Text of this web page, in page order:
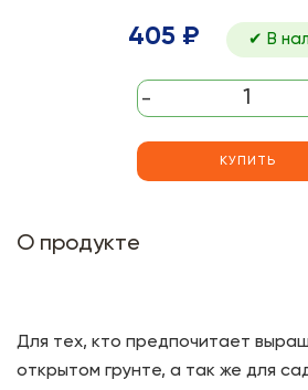
405 ₽ ✔ В
-
КУПИТЬ
О продукте
Для тех, кто предпочитает
открытом грунте, а так же для